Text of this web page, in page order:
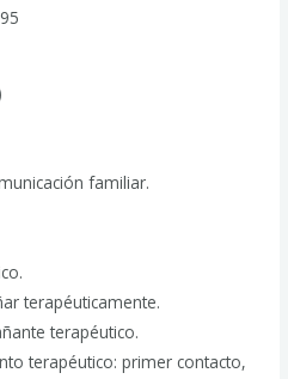
familiar.
terapéuticamente.
terapéutico.
terapéutico: primer contacto,